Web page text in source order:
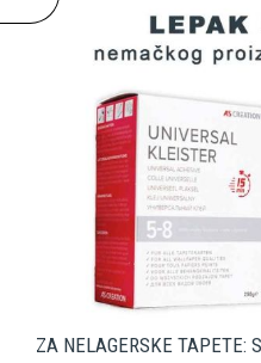
ZA NELAGERSKE